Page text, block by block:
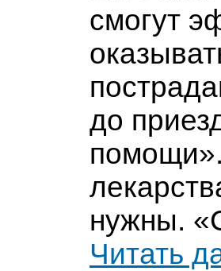
смогут
до
нужны.
Читать